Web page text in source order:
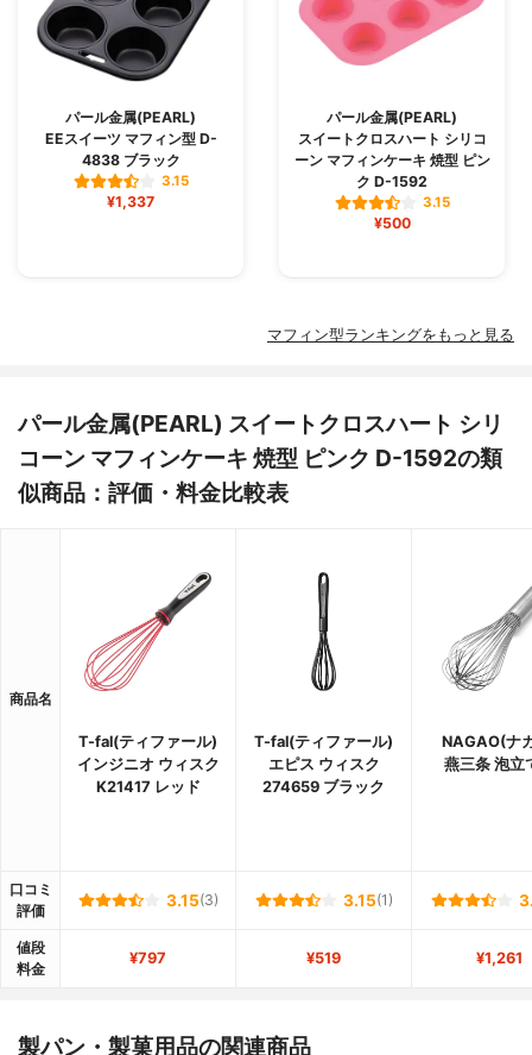
パール金属(PEARL)
EEスイーツ マフィン型 D-
4838 ブラック
3.15
¥1,337
パール金属(PEARL)
スイートクロスハート シリコ
ーン マフィンケーキ 焼型 ピン
ク D-1592
3.15
¥500
マフィン型ランキングをもっと見る
パール金属(PEARL) スイートクロスハート シリ
コーン マフィンケーキ 焼型 ピンク D-1592の類
似商品：評価・料金比較表
商品名
T-fal(ティファール)
インジニオ ウィスク
K21417 レッド
T-fal(ティファール)
エピス ウィスク
274659 ブラック
NAGAO(ナ
燕三条 泡立
口コミ
評価
3.15(3) 3.15(1)
値段
料金
¥797 ¥519 ¥1,261
製パン・製菓用品の関連商品